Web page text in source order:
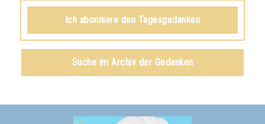
füllen.*
Omraam Mikhaël Aïvanhov
Siehe das BuchGeistiges und künstlerisches Schaffen,
Ich abonniere den Tagesgedanken
Suche im Archiv der Gedanken